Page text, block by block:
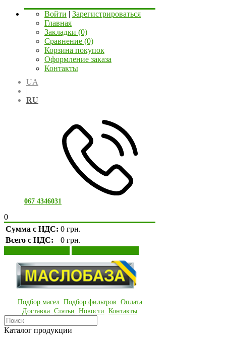
Войти | Зарегистрироваться
Главная
Закладки (0)
Сравнение (0)
Корзина покупок
Оформление заказа
Контакты
UA
|
RU
067 4346031
0
Сумма с НДС: 0 грн.
Всего с НДС:
0 грн.
Подбор масел Подбор фильтров Оплата
Доставка Статьи Новости Контакты
Каталог продукции